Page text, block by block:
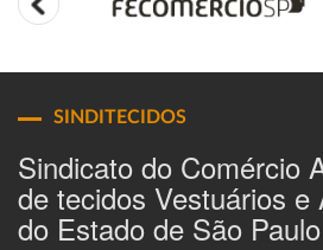
SINDITECIDOS
Sindicato do Comércio
de tecidos Vestuários e
do Estado de São Paulo